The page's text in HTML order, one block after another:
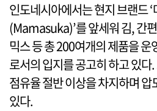
인도네시아에서는 현지 브랜드
(Mamasuka)’를 앞세워 김, 간
믹스 등 총 200여개의 제품을
로서의 입지를 공고히 하고 있
점유율 절반 이상을 차지하며
있다.